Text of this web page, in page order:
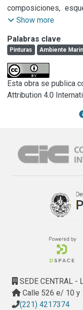
composiciones,
superficies, y en los
cordones de
Show more
Palabras clave
Pinturas Ambiente
Esta obra se publica
Attribution 4.0
SEDE CENTRAL -
Calle 526 e/ 10 y
(221) 4217374